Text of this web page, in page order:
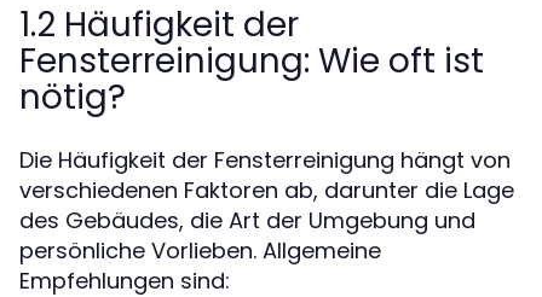
1.2 Häufigkeit der
Fensterreinigung: Wie oft ist
nötig?
Die Häufigkeit der Fensterreinigung hängt von
verschiedenen Faktoren ab, darunter die Lage
des Gebäudes, die Art der Umgebung und
persönliche Vorlieben. Allgemeine
Empfehlungen sind: